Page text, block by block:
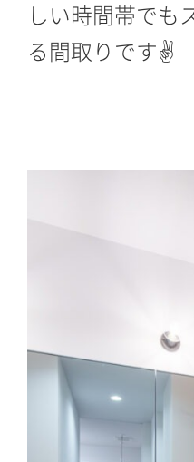
しい時間帯でも
る間取りです✌️